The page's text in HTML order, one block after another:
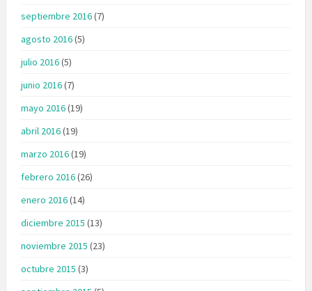
septiembre 2016(7)
agosto 2016(5)
julio 2016(5)
junio 2016(7)
mayo 2016(19)
abril 2016(19)
marzo 2016(19)
febrero 2016(26)
enero 2016(14)
diciembre 2015 (13)
noviembre 2015 (23)
octubre 2015 (3)